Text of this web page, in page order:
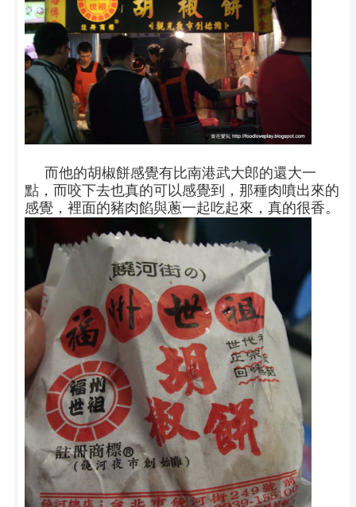
而他的胡椒餅感覺有比南港武大郎的還大一
點，而咬下去也真的可以感覺到，那種肉噴出來的
感覺，裡面的豬肉餡與蔥一起吃起來，真的很香。